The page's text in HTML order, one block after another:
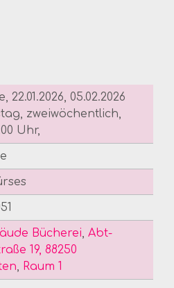
22.01.2026, 05.02.2026
zweiwöchentlich,
Uhr,
Bücherei, Abt-
19, 88250
, Raum 1